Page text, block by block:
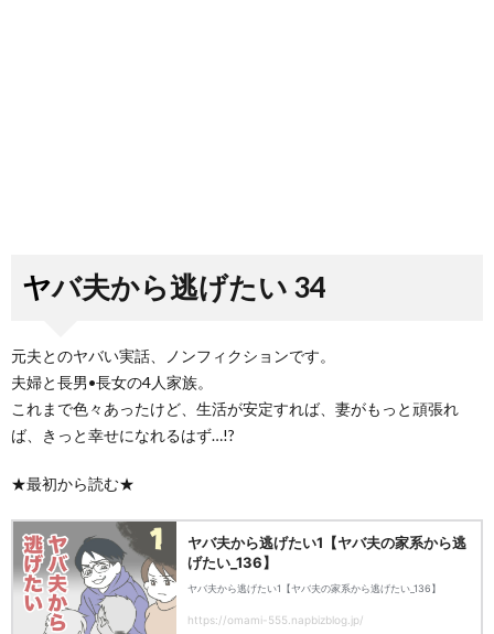
ヤバ夫から逃げたい 34
元夫とのヤバい実話、ノンフィクションです。
夫婦と長男•長女の4人家族。
これまで色々あったけど、生活が安定すれば、妻がもっと頑張れ
ば、きっと幸せになれるはず…!?
★最初から読む★